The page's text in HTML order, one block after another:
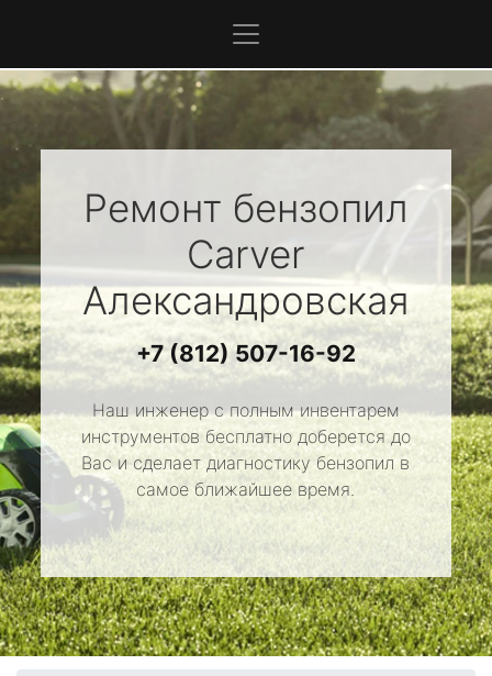
Ремонт бензопил
Carver
Александровская
+7 (812) 507-16-92
Наш инженер с полным инвентарем
инструментов бесплатно доберется до
Вас и сделает диагностику бензопил в
самое ближайшее время.